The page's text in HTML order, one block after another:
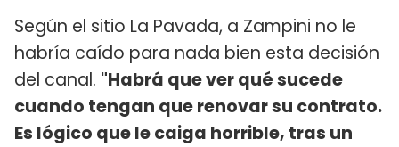
Según el sitio La Pavada, a Zampini no le
habría caído para nada bien esta decisión
del canal. "Habrá que ver qué sucede
cuando tengan que renovar su contrato.
Es lógico que le caiga horrible, tras un